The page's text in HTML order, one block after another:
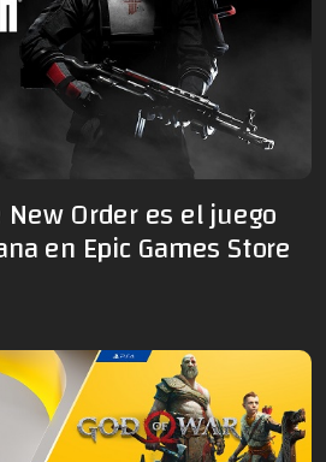
Order es el juego
en Epic Games Store